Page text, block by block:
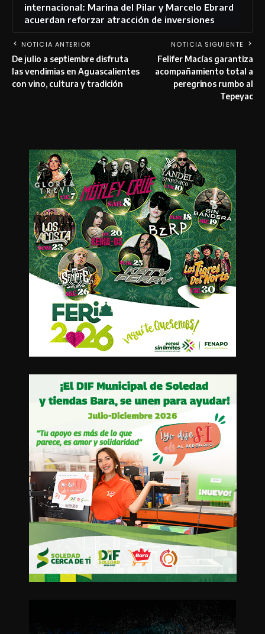
internacional: Marina del Pilar y Marcelo Ebrard
acuerdan reforzar atracción de inversiones
NOTICIA ANTERIOR
De julio a septiembre disfruta
las vendimias en Aguascalientes
con vino, cultura y tradición
NOTICIA SIGUIENTE
Felifer Macías garantiza
acompañamiento total a
peregrinos rumbo al
Tepeyac